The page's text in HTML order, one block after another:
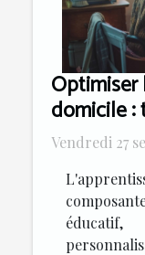
domicile :
Vendredi 27